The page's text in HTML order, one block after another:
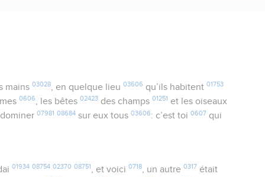
mains 03028, en quelque lieu 03606 qu’ils habitent 01753
0606, les bêtes02423 des champs01251 et les oiseaux
dominer07981 08684 sur eux tous03606: c’est toi0607 qui
01934 08754 02370 08751 , et voici 0718, un autre 0317 était